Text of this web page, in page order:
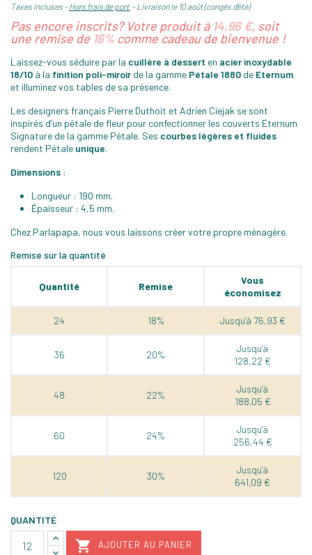
Taxes incluses Hors frais de port Livraison le 10 août (congés d'été)
Pas encore inscrits? Votre produit à 14,96 €, soit
une remise de 16% comme cadeau de bienvenue !
Laissez-vous séduire par la cuillère à dessert en acier inoxydable
18/10 à la finition poli-miroirde la gamme Pétale 1880 de Eternum
et illuminez vos tables de sa présence.
Les designers français Pierre Duthoit et Adrien Ciejak se sont
inspirés d’un pétale de fleur pour confectionner les couverts Eternum
Signature de la gamme Pétale. Ses courbes légères et fluides
rendent Pétale unique.
Dimensions :
Longueur : 190 mm.
Épaisseur : 4,5 mm.
Chez Parlapapa, nous vous laissons créer votre propre ménagère.
Remise sur la quantité
Quantité Remise
Vous
économisez
24 18% Jusqu'à 76,93 €
36 20%
Jusqu'à
128,22 €
48 22%
Jusqu'à
188,05 €
60 24%
Jusqu'à
256,44 €
120 30%
Jusqu'à
641,09 €
QUANTITÉ
 AJOUTER AU PANIER